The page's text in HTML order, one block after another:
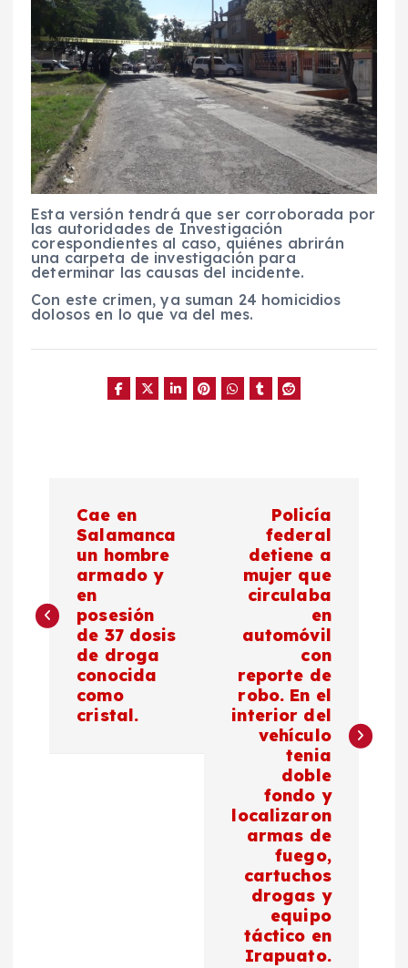
Esta versión tendrá que ser corroborada por
las autoridades de Investigación
corespondientes al caso, quiénes abrirán
una carpeta de investigación para
determinar las causas del incidente.
Con este crimen, ya suman 24 homicidios
dolosos en lo que va del mes.
e
Cae en
Salamanca
un hombre
armado y
en
posesión
de 37 dosis
de droga
conocida
como
cristal.
Policía
federal
detiene a
mujer que
circulaba
en
automóvil
con
reporte de
robo. En el
interior del
vehículo
tenia
doble
fondo y
localizaron
armas de
fuego,
cartuchos
drogas y
equipo
táctico en
Irapuato.